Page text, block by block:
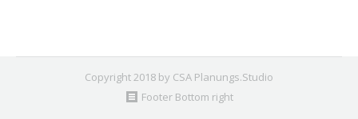
Copyright 2018 by CSA Planungs.Studio
Footer Bottom right